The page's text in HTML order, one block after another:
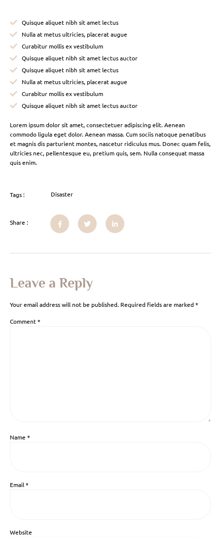
Quisque aliquet nibh sit amet lectus
Nulla at metus ultricies, placerat augue
Curabitur mollis ex vestibulum
Quisque aliquet nibh sit amet lectus auctor
Quisque aliquet nibh sit amet lectus
Nulla at metus ultricies, placerat augue
Curabitur mollis ex vestibulum
Quisque aliquet nibh sit amet lectus auctor
Lorem ipsum dolor sit amet, consectetuer adipiscing elit. Aenean
commodo ligula eget dolor. Aenean massa. Cum sociis natoque penatibus
et magnis dis parturient montes, nascetur ridiculus mus. Donec quam felis,
ultricies nec, pellentesque eu, pretium quis, sem. Nulla consequat massa
quis enim.
Tags : Disaster
Share :
Leave a Reply
Your email address will not be published. Required fields are marked*
Comment*
Name *
Email*
Website